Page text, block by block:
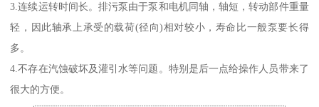
3.连续运转时间长。排污泵由于泵和电机同轴，轴短，转动部件重量
轻，因此轴承上承受的载荷(径向)相对较小，寿命比一般泵要长得
多。
4.不存在汽蚀破坏及灌引水等问题。特别是后一点给操作人员带来了
很大的方便。